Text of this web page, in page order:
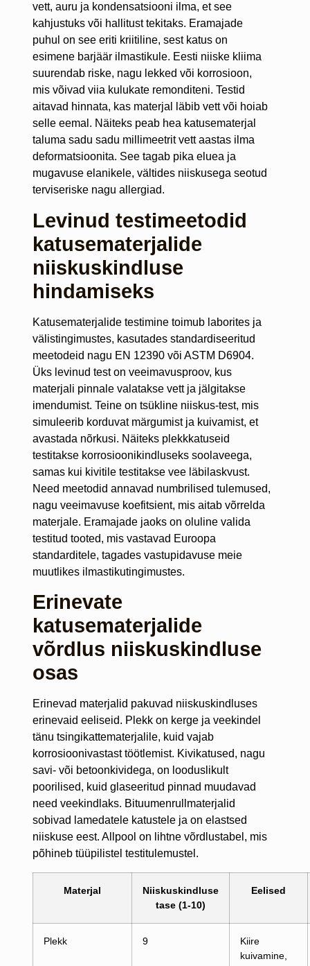
vett, auru ja kondensatsiooni ilma, et see
kahjustuks või hallitust tekitaks. Eramajade
puhul on see eriti kriitiline, sest katus on
esimene barjäär ilmastikule. Eesti niiske kliima
suurendab riske, nagu lekked või korrosioon,
mis võivad viia kulukate remonditeni. Testid
aitavad hinnata, kas materjal läbib vett või hoiab
selle eemal. Näiteks peab hea katusematerjal
taluma sadu sadu millimeetrit vett aastas ilma
deformatsioonita. See tagab pika eluea ja
mugavuse elanikele, vältides niiskusega seotud
terviseriske nagu allergiad.
Levinud testimeetodid
katusematerjalide
niiskuskindluse
hindamiseks
Katusematerjalide testimine toimub laborites ja
välistingimustes, kasutades standardiseeritud
meetodeid nagu EN 12390 või ASTM D6904.
Üks levinud test on veeimavusproov, kus
materjali pinnale valatakse vett ja jälgitakse
imendumist. Teine on tsükline niiskus-test, mis
simuleerib korduvat märgumist ja kuivamist, et
avastada nõrkusi. Näiteks plekkkatuseid
testitakse korrosioonikindluseks soolaveega,
samas kui kivitile testitakse vee läbilaskvust.
Need meetodid annavad numbrilised tulemused,
nagu veeimavuse koefitsient, mis aitab võrrelda
materjale. Eramajade jaoks on oluline valida
testitud tooted, mis vastavad Euroopa
standarditele, tagades vastupidavuse meie
muutlikes ilmastikutingimustes.
Erinevate
katusematerjalide
võrdlus niiskuskindluse
osas
Erinevad materjalid pakuvad niiskuskindluses
erinevaid eeliseid. Plekk on kerge ja veekindel
tänu tsingikattematerjalile, kuid vajab
korrosioonivastast töötlemist. Kivikatused, nagu
savi- või betoonkividega, on looduslikult
poorilised, kuid glaseeritud pinnad muudavad
need veekindlaks. Bituumenrullmaterjalid
sobivad lamedatele katustele ja on elastsed
niiskuse eest. Allpool on lihtne võrdlustabel, mis
põhineb tüüpilistel testitulemustel.
Materjal
Niiskuskindluse
tase (1-10)
Eelised
Plekk 9
Kiire
kuivamine,